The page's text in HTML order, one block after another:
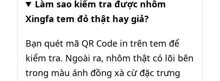
Làm sao kiểm tra được nhôm
Xingfa tem đỏ thật hay giả?
Bạn quét mã QR Code in trên tem để
kiểm tra. Ngoài ra, nhôm thật có lõi bên
trong màu ánh đồng xà cừ đặc trưng